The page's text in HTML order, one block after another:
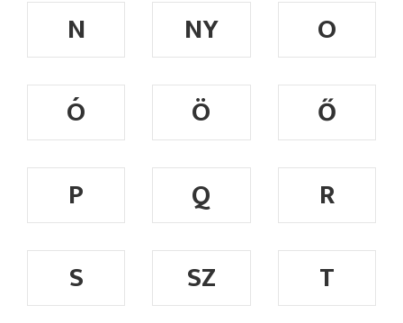
N
NY
O
Ó
Ö
Ő
P
Q
R
S
SZ T